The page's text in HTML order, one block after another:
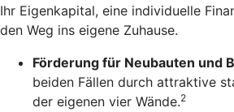
Ihr Eigenkapital, eine individuelle
den Weg ins eigene Zuhause.
Förderung für Neubauten und
beiden Fällen durch attraktive
der eigenen vier Wände.2